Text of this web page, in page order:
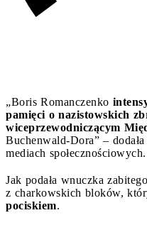
„Boris Romanczenko
pamięci o nazistowskich
wiceprzewodniczącym
Buchenwald-Dora” –
mediach społecznościowych.
Jak podała wnuczka
z charkowskich bloków,
pociskiem.